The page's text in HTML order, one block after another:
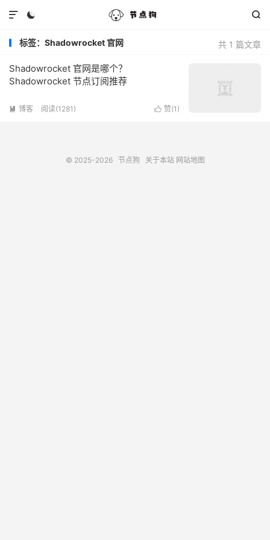
 

共 1 篇文章
标签：Shadowrocket 官网
Shadowrocket 官网是哪个？
Shadowrocket 节点订阅推荐
 赞(1 )
 博客 阅读(1281)
© 2025-2026 节点狗 关于本站 网站地图